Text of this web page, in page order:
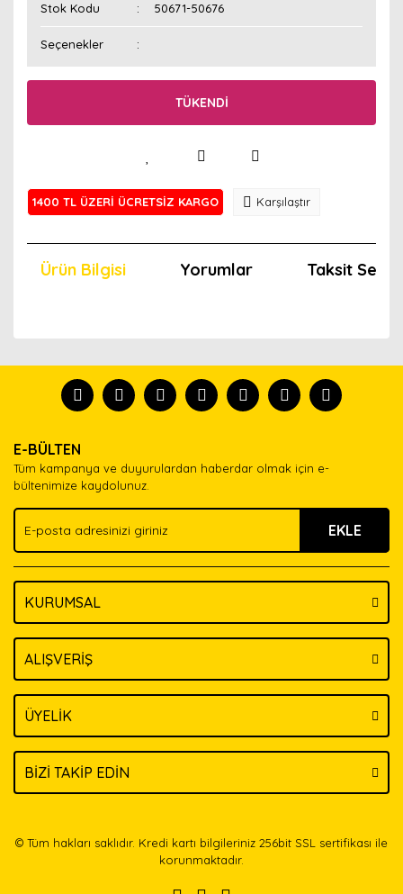
Stok Kodu 50671-50676
Seçenekler
TÜKENDİ
1400 TL ÜZERİ ÜCRETSİZ KARGO Karşılaştır
Ürün Bilgisi Yorumlar Taksit
tanısın.
formunu kullanarak tarafımıza iletebilirsiniz.
Görüş ve önerileriniz için teşekkür ederiz.
Ürün açıklamasında eksik bilgiler bulunuyor.
Ürün bilgilerinde hatalar bulunuyor.
Ürün fiyatı diğer sitelerden daha pahalı.
Bu ürüne benzer farklı alternatifler olmalı.
E-BÜLTEN
Tüm kampanya ve duyurulardan haberdar olmak için e-
bültenimize kaydolunuz.
EKLE
KURUMSAL
ALIŞVERİŞ
ÜYELİK
BİZİ TAKİP EDİN
© Tüm hakları saklıdır. Kredi kartı bilgileriniz 256bit SSL sertifikası ile
korunmaktadır.